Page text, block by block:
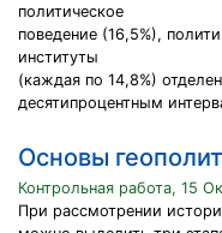
политическое
поведение (16,5%),
институты
(каждая по 14,8%)
десятипроцентным
Основы
Контрольная работа, 15
При рассмотрении